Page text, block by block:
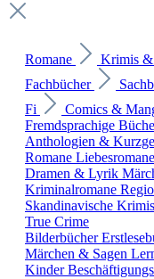
Romane Krimis
Fachbücher
Fi
Comics &
Fremdsprachige
Anthologien &
Romane Liebesromane
Dramen & Lyrik
Kriminalromane
Skandinavische Krimis
True Crime
Bilderbücher
Märchen & Sagen
Kinder